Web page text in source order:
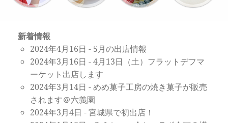
新着情報
2024年4月16日 - 5月の出店情報
2024年3月16日 -4月13日（土）フラットデフマ
ーケット出店します
2024年3月14日 -めめ菓子工房の焼き菓子が販売
されます＠六義園
2024年3月4日 -宮城県で初出店！